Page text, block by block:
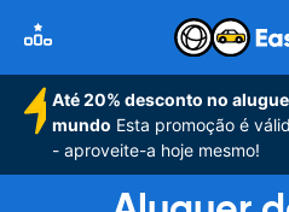
Até 20% desconto no
mundo Esta promoção é
- aproveite-a hoje mesmo!